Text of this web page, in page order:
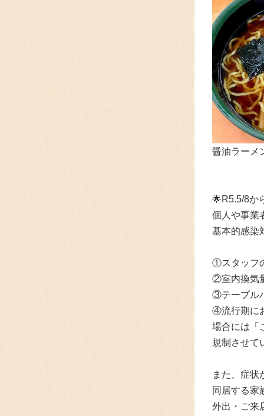
醤油ラーメ
🌟R5.5/8か
個人や事業
基本的感染
①スタッフ
②室内換気
③テーブル
④流行期に
場合には「
規制させて
また、症状
同居する家
外出・ご来